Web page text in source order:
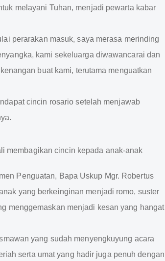
melayani Tuhan, menjadi pewarta kabar
perarakan masuk, saya merasa merinding
kami sekeluarga diwawancarai dan
buat kami, terutama menguatkan
cincin rosario setelah menjawab
Penguatan, Bapa Uskup Mgr. Robertus
yang berkeinginan menjadi romo, suster
menggemaskan menjadi kesan yang hangat
yang sudah menyengkuyung acara
serta umat yang hadir juga penuh dengan